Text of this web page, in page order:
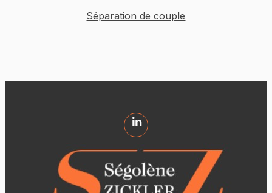
Séparation de couple